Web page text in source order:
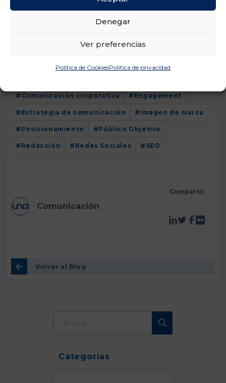
Denegar
Ver preferencias
Política de CookiesPolítica de privacidad
Y a ti, ¿qué te funciona mejor?
Categoría:
Comunicación corporativa Engagement
Estrategia de comunicación Imagen de marca
Posicionamiento Público Objetivo
Redacción Redes Sociales SEO
Comunicación
Compartir
Volver al Blog
Categorías